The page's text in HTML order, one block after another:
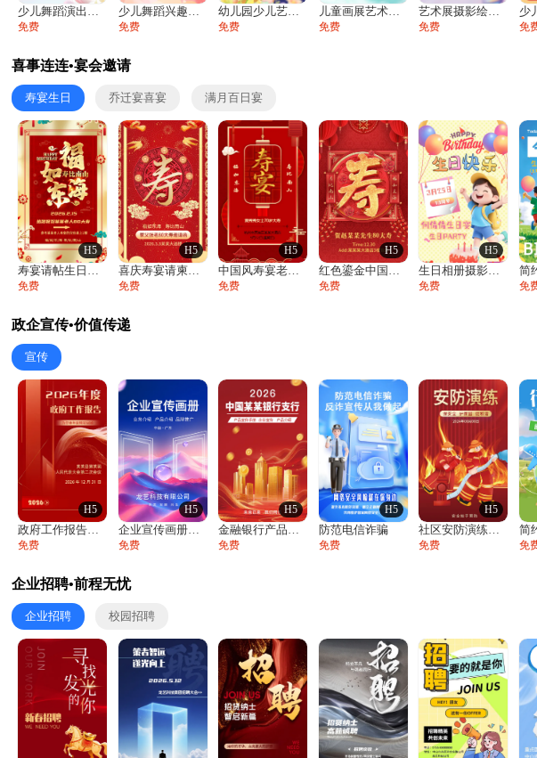
少儿舞蹈演出舞蹈比赛跳舞大赛文艺汇演活动
免费
少儿舞蹈兴趣班艺术培训学校招生宣传
免费
幼儿园少儿艺术展览绘画展摄影作品展美术展
免费
儿童画展艺术展览绘画展摄影作品展美术展
免费
艺术展摄影绘画美术展邀请函
免费 免
喜事连连•宴会邀请
寿宴生日 乔迁宴喜宴 满月百日宴
H5
寿宴请帖生日宴邀请函老人寿星生日快乐祝寿
免费
H5
喜庆寿宴请柬老人生日宴会邀请函请柬过大寿
免费
H5
中国风寿宴老人生日宴会邀请函寿宴请帖请柬
免费
H5
红色鎏金中国风寿宴请柬生日宴大寿寿宴邀请
免费
H5
生日相册摄影风十岁宴生日宴活动邀请函
免费 免
政企宣传•价值传递
宣传
H5
政府工作报告政府年终工作总结
免费
H5
企业宣传画册公司简介产品介绍业务宣传手册
免费
H5
金融银行产品宣传手册企业宣传产品介绍
免费
H5
防范电信诈骗
免费
H5
社区安防演练通知
免费 免
企业招聘•前程无忧
企业招聘 校园招聘